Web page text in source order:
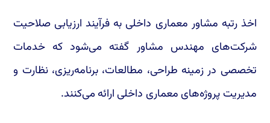
اخذ رتبه مشاور معماری داخلی به فرآیند ارزیابی صلاحیت
شرکت‌های مهندس مشاور گفته می‌شود که خدمات
تخصصی در زمینه طراحی، مطالعات، برنامه‌ریزی، نظارت و
مدیریت پروژه‌های معماری داخلی ارائه می‌کنند.